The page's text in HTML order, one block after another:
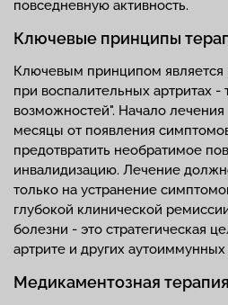
повседневную активность.
Ключевые принципы
Ключевым принципом является
при воспалительных артритах -
возможностей". Начало
месяцы от появления
предотвратить необратимое
инвалидизацию. Лечение
только на устранение
глубокой клинической
болезни - это стратегическая
артрите и других аутоиммунных
Медикаментозная терапия